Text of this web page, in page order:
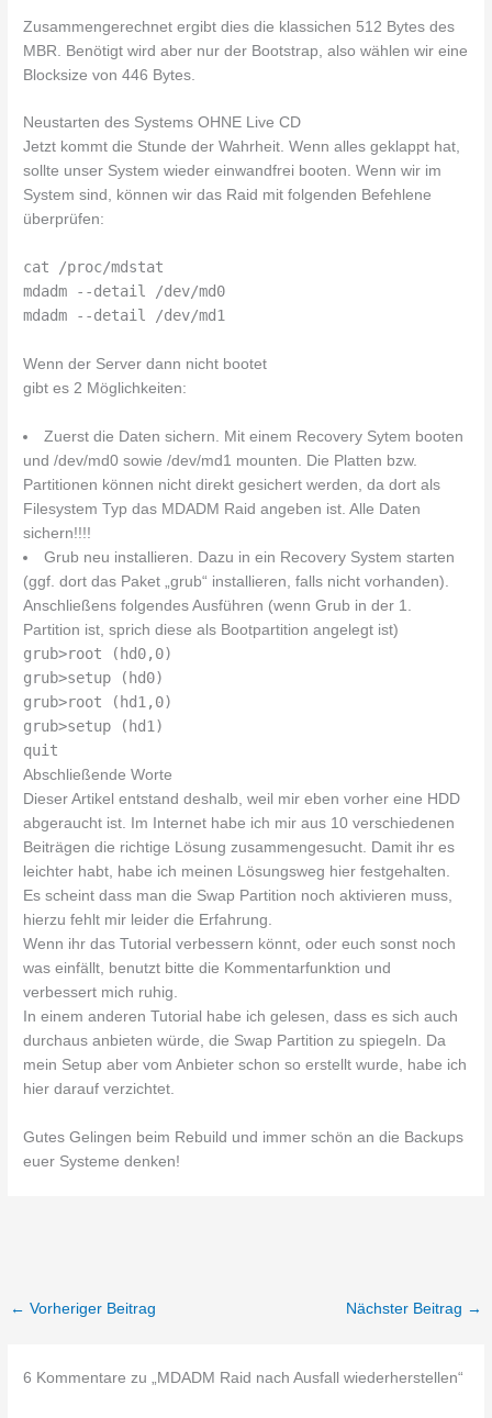
Zusammengerechnet ergibt dies die klassichen 512 Bytes des
MBR. Benötigt wird aber nur der Bootstrap, also wählen wir eine
Blocksize von 446 Bytes.
Neustarten des Systems OHNE Live CD
Jetzt kommt die Stunde der Wahrheit. Wenn alles geklappt hat,
sollte unser System wieder einwandfrei booten. Wenn wir im
System sind, können wir das Raid mit folgenden Befehlene
überprüfen:
cat /proc/mdstat
mdadm --detail /dev/md0
mdadm --detail /dev/md1
Wenn der Server dann nicht bootet
gibt es 2 Möglichkeiten:
Zuerst die Daten sichern. Mit einem Recovery Sytem booten
und /dev/md0 sowie /dev/md1 mounten. Die Platten bzw.
Partitionen können nicht direkt gesichert werden, da dort als
Filesystem Typ das MDADM Raid angeben ist. Alle Daten
sichern!!!!
Grub neu installieren. Dazu in ein Recovery System starten
(ggf. dort das Paket „grub“ installieren, falls nicht vorhanden).
Anschließens folgendes Ausführen (wenn Grub in der 1.
Partition ist, sprich diese als Bootpartition angelegt ist)
grub>root (hd0,0)
grub>setup (hd0)
grub>root (hd1,0)
grub>setup (hd1)
quit
Abschließende Worte
Dieser Artikel entstand deshalb, weil mir eben vorher eine HDD
abgeraucht ist. Im Internet habe ich mir aus 10 verschiedenen
Beiträgen die richtige Lösung zusammengesucht. Damit ihr es
leichter habt, habe ich meinen Lösungsweg hier festgehalten.
Es scheint dass man die Swap Partition noch aktivieren muss,
hierzu fehlt mir leider die Erfahrung.
Wenn ihr das Tutorial verbessern könnt, oder euch sonst noch
was einfällt, benutzt bitte die Kommentarfunktion und
verbessert mich ruhig.
In einem anderen Tutorial habe ich gelesen, dass es sich auch
durchaus anbieten würde, die Swap Partition zu spiegeln. Da
mein Setup aber vom Anbieter schon so erstellt wurde, habe ich
hier darauf verzichtet.
Gutes Gelingen beim Rebuild und immer schön an die Backups
euer Systeme denken!
← Vorheriger Beitrag Nächster Beitrag →
6 Kommentare zu „MDADM Raid nach Ausfall wiederherstellen“